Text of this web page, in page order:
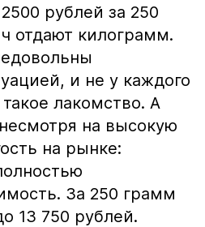
рублей за 250
отдают килограмм.
и не у каждого
лакомство. А
на высокую
на рынке:
За 250 грамм
13 750 рублей.